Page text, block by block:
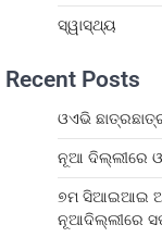
ସ୍ୱାସ୍ଥ୍ୟ
Recent Posts
ଓଏଭି
ନୂଆ ଦିଲ୍ଲୀରେ
୭ମ ସିଆଇଆଇ
ନୂଆଦିଲ୍ଲୀରେ